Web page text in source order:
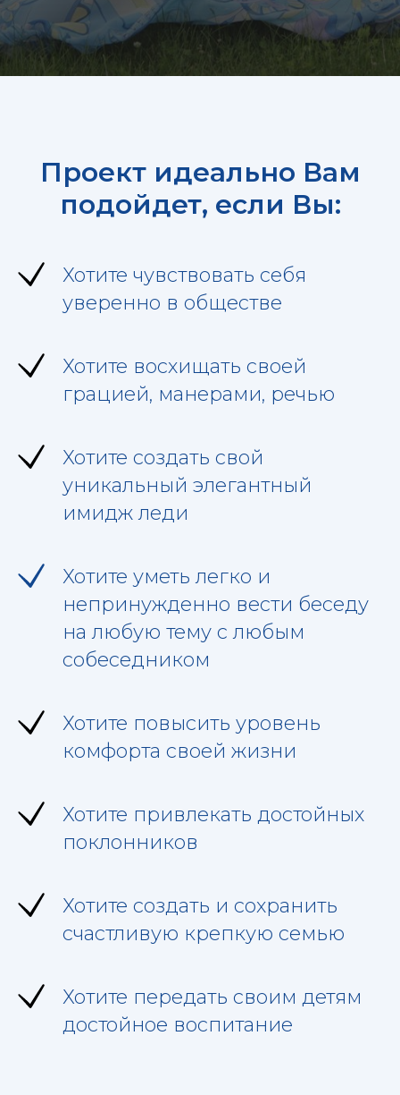
Проект идеально Вам
подойдет, если Вы:
Хотите чувствовать себя
уверенно в обществе
Хотите восхищать своей
грацией, манерами, речью
Хотите создать свой
уникальный элегантный
имидж леди
Хотите уметь легко и
непринужденно вести беседу
на любую тему с любым
собеседником
Хотите повысить уровень
комфорта своей жизни
Хотите привлекать достойных
поклонников
Хотите создать и сохранить
счастливую крепкую семью
Хотите передать своим детям
достойное воспитание